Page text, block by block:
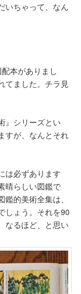
いちゃって、なん
本がありまし
てました。チラ見
』シリーズとい
すが、なんとそれ
は必ずあります
晴らしい図鑑で
的美術全集は、
しょう。それを90
なるほど、と思い